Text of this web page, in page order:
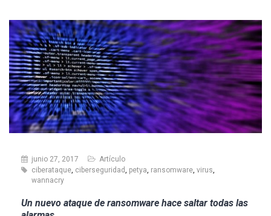
junio 27, 2017
Artículo
ciberataque, ciberseguridad, petya, ransomware, virus,
wannacry
Un nuevo ataque de ransomware hace saltar todas las